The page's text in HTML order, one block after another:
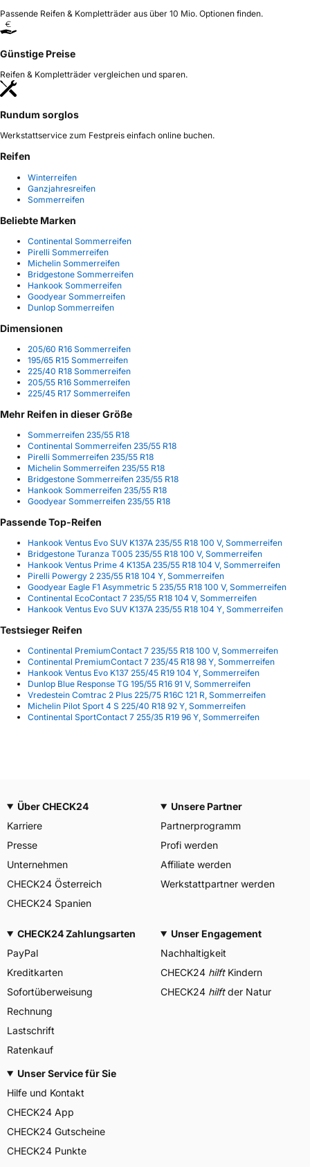
Passende Reifen & Kompletträder aus über 10 Mio. Optionen finden.
Günstige Preise
Reifen & Kompletträder vergleichen und sparen.
Rundum sorglos
Werkstattservice zum Festpreis einfach online buchen.
Reifen
Winterreifen
Ganzjahresreifen
Sommerreifen
Beliebte Marken
Continental Sommerreifen
Pirelli Sommerreifen
Michelin Sommerreifen
Bridgestone Sommerreifen
Hankook Sommerreifen
Goodyear Sommerreifen
Dunlop Sommerreifen
Dimensionen
205/60 R16 Sommerreifen
195/65 R15 Sommerreifen
225/40 R18 Sommerreifen
205/55 R16 Sommerreifen
225/45 R17 Sommerreifen
Mehr Reifen in dieser Größe
Sommerreifen 235/55 R18
Continental Sommerreifen 235/55 R18
Pirelli Sommerreifen 235/55 R18
Michelin Sommerreifen 235/55 R18
Bridgestone Sommerreifen 235/55 R18
Hankook Sommerreifen 235/55 R18
Goodyear Sommerreifen 235/55 R18
Passende Top-Reifen
Hankook Ventus Evo SUV K137A 235/55 R18 100 V, Sommerreifen
Bridgestone Turanza T005 235/55 R18 100 V, Sommerreifen
Hankook Ventus Prime 4 K135A 235/55 R18 104 V, Sommerreifen
Pirelli Powergy 2 235/55 R18 104 Y, Sommerreifen
Goodyear Eagle F1 Asymmetric 5 235/55 R18 100 V, Sommerreifen
Continental EcoContact 7 235/55 R18 104 V, Sommerreifen
Hankook Ventus Evo SUV K137A 235/55 R18 104 Y, Sommerreifen
Testsieger Reifen
Continental PremiumContact 7 235/55 R18 100 V, Sommerreifen
Continental PremiumContact 7 235/45 R18 98 Y, Sommerreifen
Hankook Ventus Evo K137 255/45 R19 104 Y, Sommerreifen
Dunlop Blue Response TG 195/55 R16 91 V, Sommerreifen
Vredestein Comtrac 2 Plus 225/75 R16C 121 R, Sommerreifen
Michelin Pilot Sport 4 S 225/40 R18 92 Y, Sommerreifen
Continental SportContact 7 255/35 R19 96 Y, Sommerreifen
Über CHECK24
Karriere
Presse
Unternehmen
CHECK24 Österreich
CHECK24 Spanien
Unsere Partner
Partnerprogramm
Profi werden
Affiliate werden
Werkstattpartner werden
CHECK24 Zahlungsarten
PayPal
Kreditkarten
Sofortüberweisung
Rechnung
Lastschrift
Ratenkauf
Unser Engagement
Nachhaltigkeit
CHECK24 hilftKindern
CHECK24 hilftder Natur
Unser Service für Sie
Hilfe und Kontakt
CHECK24 App
CHECK24 Gutscheine
CHECK24 Punkte